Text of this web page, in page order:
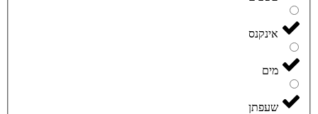
אינקנס
מים
שעפתן